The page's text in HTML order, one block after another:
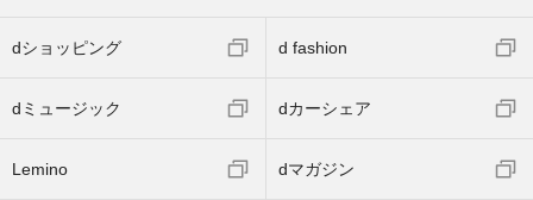
dショッピング d fashion
dミュージック dカーシェア
Lemino dマガジン